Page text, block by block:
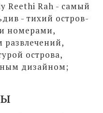
Reethi Rah - самый
- тихий остров-
номерами,
развлечений,
острова,
дизайном;